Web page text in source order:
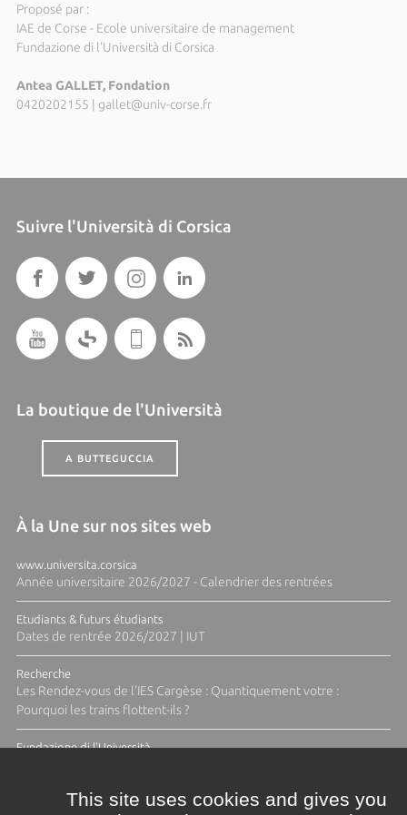
Proposé par :
IAE de Corse - Ecole universitaire de management
Fundazione di l'Università di Corsica
Antea GALLET, Fondation
0420202155 | gallet@univ-corse.fr
Suivre l'Università di Corsica
La boutique de l'Università
A BUTTEGUCCIA
À la Une sur nos sites web
www.universita.corsica
Année universitaire 2026/2027 - Calendrier des rentrées
Etudiants & futurs étudiants
Dates de rentrée 2026/2027 | IUT
Recherche
Les Rendez-vous de l'IES Cargèse : Quantiquement votre :
Pourquoi les trains flottent-ils ?
Fundazione di l'Università
This site uses cookies and gives you